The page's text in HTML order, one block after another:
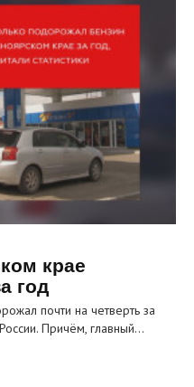
крае
год
почти на четверть за
Причём, главный…